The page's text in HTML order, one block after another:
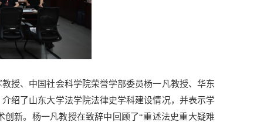
授、中国社会科学院荣誉学部委员杨一凡教授、华东
绍了山东大学法学院法律史学科建设情况，并表示学
新。杨一凡教授在致辞中回顾了“重述法史重大疑难